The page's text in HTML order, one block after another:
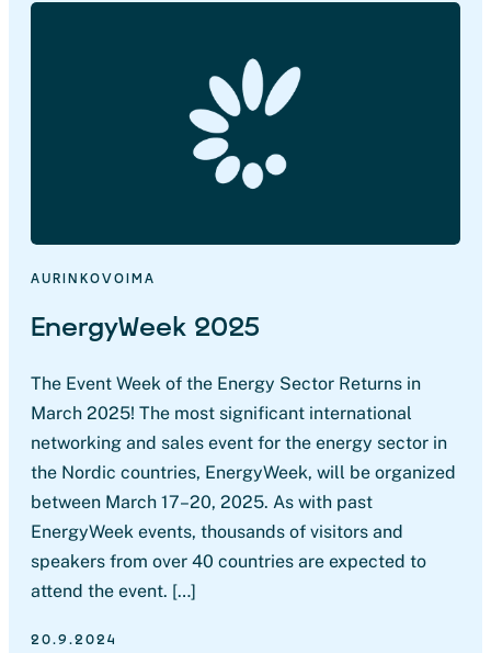
AURINKOVOIMA
EnergyWeek 2025
The Event Week of the Energy Sector Returns in
March 2025! The most significant international
networking and sales event for the energy sector in
the Nordic countries, EnergyWeek, will be organized
between March 17–20, 2025. As with past
EnergyWeek events, thousands of visitors and
speakers from over 40 countries are expected to
attend the event. […]
20.9.2024